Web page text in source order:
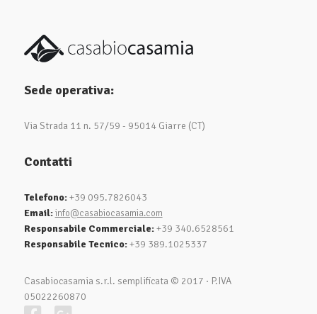
Sede operativa:
Via Strada 11 n. 57/59 - 95014 Giarre (CT)
Contatti
Telefono:+39 095.7826043
Email: info@casabiocasamia.com
Responsabile Commerciale:+39 340.6528561
Responsabile Tecnico:+39 389.1025337
Casabiocasamia s.r.l. semplificata © 2017 · P.IVA
05022260870